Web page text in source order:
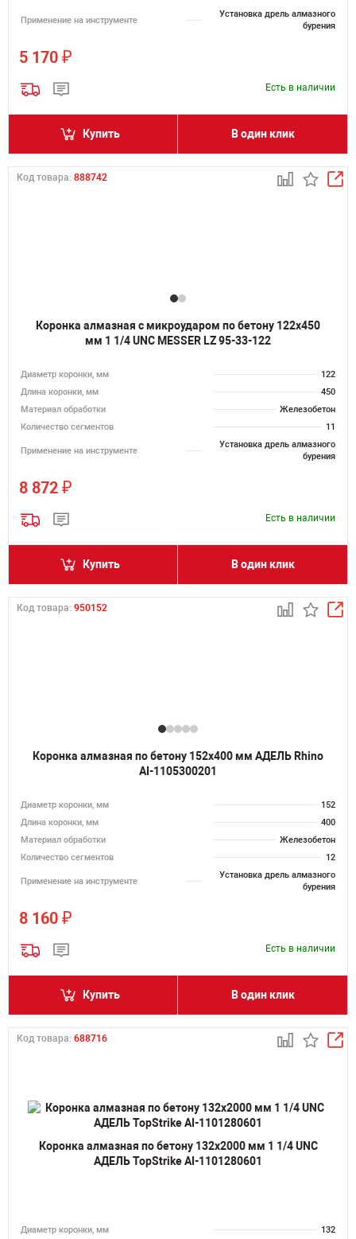
Применение на инструменте
Установка дрель алмазного
бурения
5 170 ₽
Есть в наличии
Купить В один клик
Код товара: 888742
Коронка алмазная с микроударом по бетону 122х450
мм 1 1/4 UNC MESSER LZ 95-33-122
Диаметр коронки, мм
122
Длина коронки, мм
450
Материал обработки
Железобетон
Количество сегментов
11
Применение на инструменте
Установка дрель алмазного
бурения
8 872 ₽
Есть в наличии
Купить В один клик
Код товара: 950152
Коронка алмазная по бетону 152х400 мм АДЕЛЬ Rhino
AI-1105300201
Диаметр коронки, мм
152
Длина коронки, мм
400
Материал обработки
Железобетон
Количество сегментов
12
Применение на инструменте
Установка дрель алмазного
бурения
8 160 ₽
Есть в наличии
Купить В один клик
Код товара: 688716
Коронка алмазная по бетону 132х2000 мм 1 1/4 UNC
АДЕЛЬ TopStrike AI-1101280601
Диаметр коронки, мм
132